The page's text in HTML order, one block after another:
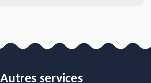
Autres services